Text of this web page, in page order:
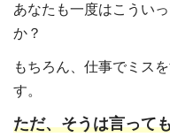
あなたも一度はこうい
か？
もちろん、仕事でミス
す。
ただ、そうは言って